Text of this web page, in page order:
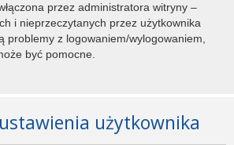
przez administratora witryny –
i nieprzeczytanych przez użytkownika
problemy z logowaniem/wylogowaniem,
być pomocne.
użytkownika